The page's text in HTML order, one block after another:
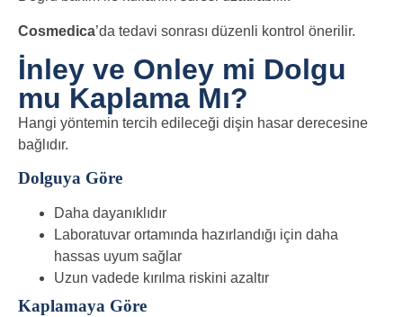
Cosmedica’da tedavi sonrası düzenli kontrol önerilir.
İnley ve Onley mi Dolgu
mu Kaplama Mı?
Hangi yöntemin tercih edileceği dişin hasar derecesine
bağlıdır.
Dolguya Göre
Daha dayanıklıdır
Laboratuvar ortamında hazırlandığı için daha
hassas uyum sağlar
Uzun vadede kırılma riskini azaltır
Kaplamaya Göre